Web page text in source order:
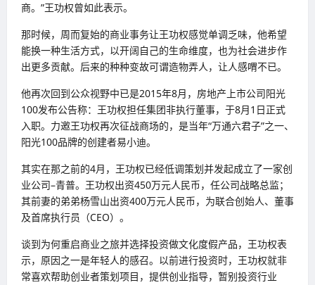
商。”王功权曾如此表示。
那时候，周而复始的商业事务让王功权感觉单调乏味，他希望
能换一种生活方式，以开阔自己的生命维度，也为社会进步作
出更多贡献。后来的种种变故可谓造物弄人，让人感喟不已。
他再次回到公众视野中已是2015年8月，房地产上市公司阳光
100发布公告称：王功权担任集团非执行董事，于8月1日正式
入职。力邀王功权再次征战商场的，是当年“万通六君子”之一、
阳光100品牌的创建者易小迪。
其实在那之前的4月，王功权已经低调策划并发起成立了一家创
业公司–青普。王功权出资450万元人民币，任公司战略总监；
其前妻的弟弟杨雪山出资400万元人民币，为联合创始人、董事
及首席执行员（CEO）。
谈到为何重启商业之旅并选择投资做文化度假产品，王功权表
示，原因之一是年轻人的感召。以前进行投资时，王功权就非
常喜欢帮助创业者策划项目，提供创业指导，暂别投资行业